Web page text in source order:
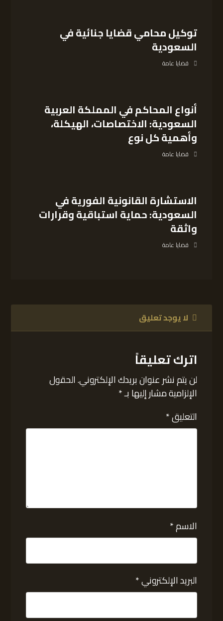
توكيل محامي قضايا جنائية في
السعودية
قضايا عامة
أنواع المحاكم في المملكة العربية
السعودية: الاختصاصات، الهيكلة،
وأهمية كل نوع
قضايا عامة
الاستشارة القانونية الفورية في
السعودية: حماية استباقية وقرارات
واثقة
قضايا عامة
لا يوجد تعليق
اترك تعليقاً
لن يتم نشر عنوان بريدك الإلكتروني.الحقول
الإلزامية مشار إليها بـ*
التعليق*
الاسم*
البريد الإلكتروني*